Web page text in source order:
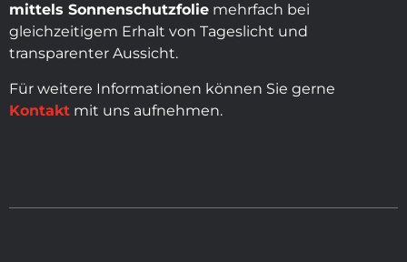
mittels Sonnenschutzfolie mehrfach bei
gleichzeitigem Erhalt von Tageslicht und
transparenter Aussicht.
Für weitere Informationen können Sie gerne
Kontakt mit uns aufnehmen.